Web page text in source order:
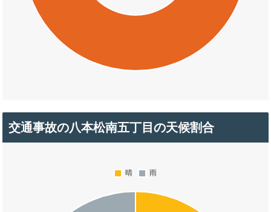
交通事故の八本松南五丁目の天候割合